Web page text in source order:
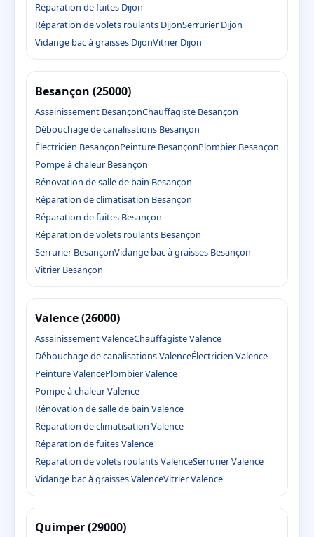
Réparation de fuites Dijon
Réparation de volets roulants DijonSerrurier Dijon
Vidange bac à graisses DijonVitrier Dijon
Besançon (25000)
Assainissement BesançonChauffagiste Besançon
Débouchage de canalisations Besançon
Électricien BesançonPeinture BesançonPlombier Besançon
Pompe à chaleur Besançon
Rénovation de salle de bain Besançon
Réparation de climatisation Besançon
Réparation de fuites Besançon
Réparation de volets roulants Besançon
Serrurier BesançonVidange bac à graisses Besançon
Vitrier Besançon
Valence (26000)
Assainissement ValenceChauffagiste Valence
Débouchage de canalisations ValenceÉlectricien Valence
Peinture ValencePlombier Valence
Pompe à chaleur Valence
Rénovation de salle de bain Valence
Réparation de climatisation Valence
Réparation de fuites Valence
Réparation de volets roulants ValenceSerrurier Valence
Vidange bac à graisses ValenceVitrier Valence
Quimper (29000)